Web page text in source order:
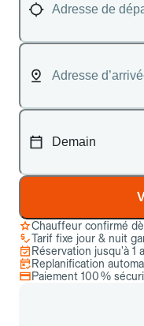
Chauffeur confirmé
Tarif fixe jour & nuit
Réservation jusqu’à 1
Replanification
Paiement 100 %